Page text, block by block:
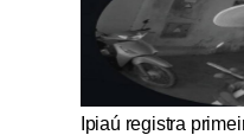
Notícias Católicas
Ipiaú registra